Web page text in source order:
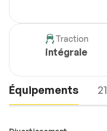
Traction
intégrale
Équipements